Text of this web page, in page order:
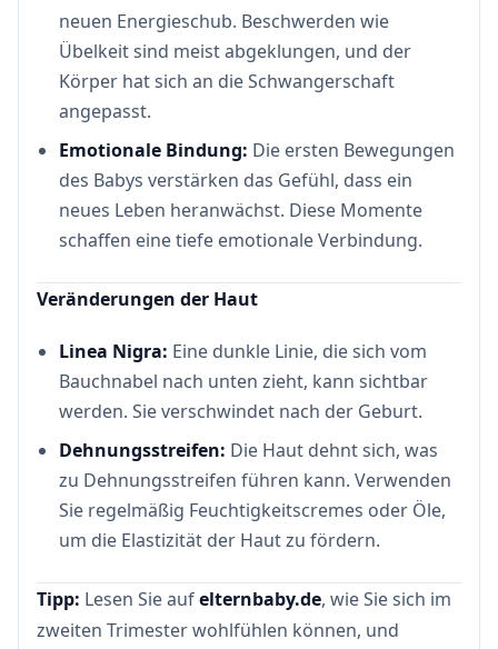
neuen Energieschub. Beschwerden wie
Übelkeit sind meist abgeklungen, und der
Körper hat sich an die Schwangerschaft
angepasst.
Emotionale Bindung: Die ersten Bewegungen
des Babys verstärken das Gefühl, dass ein
neues Leben heranwächst. Diese Momente
schaffen eine tiefe emotionale Verbindung.
Veränderungen der Haut
Linea Nigra: Eine dunkle Linie, die sich vom
Bauchnabel nach unten zieht, kann sichtbar
werden. Sie verschwindet nach der Geburt.
Dehnungsstreifen: Die Haut dehnt sich, was
zu Dehnungsstreifen führen kann. Verwenden
Sie regelmäßig Feuchtigkeitscremes oder Öle,
um die Elastizität der Haut zu fördern.
Tipp: Lesen Sie aufelternbaby.de, wie Sie sich im
zweiten Trimester wohlfühlen können, und